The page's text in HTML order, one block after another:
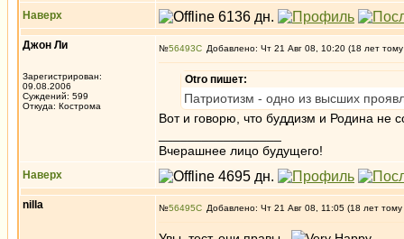
Наверх
Джон Ли
Зарегистрирован:
09.08.2006
Суждений: 599
Откуда: Кострома
№56493 Добавлено: Чт 21 Авг 08, 10:20 (18 лет
Otro пишет:
Патриотизм - одно из высших
Вот и говорю, что буддизм и Родина не
Вчерашнее лицо будущего!
Наверх
nilla №56495 Добавлено: Чт 21 Авг 08, 11:05 (18 лет тому